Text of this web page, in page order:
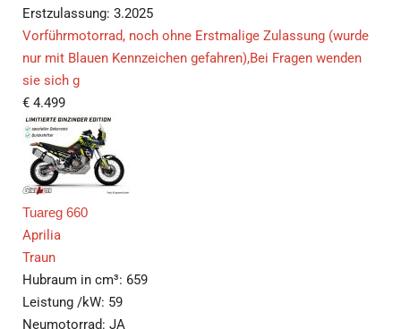
Erstzulassung: 3.2025
Vorführmotorrad, noch ohne Erstmalige Zulassung (wurde
nur mit Blauen Kennzeichen gefahren),Bei Fragen wenden
sie sich g
€ 4.499
Tuareg 660
Aprilia
Traun
Hubraum in cm³: 659
Leistung /kW: 59
Neumotorrad: JA